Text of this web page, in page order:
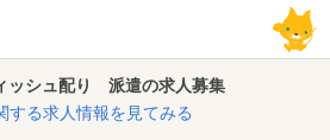
シュ配り 派遣の求人募集
する求人情報を見てみる